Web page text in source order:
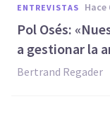
ENTREVISTAS
Pol Osés:
a gestionar la
Bertrand Regader